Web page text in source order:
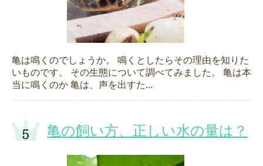
亀は鳴くのでしょうか。 鳴くとしたらその理由を知りた
いものです。 その生態について調べてみました。 亀は本
当に鳴くのか 亀は、声を出すた...
亀の飼い方、正しい水の量は？